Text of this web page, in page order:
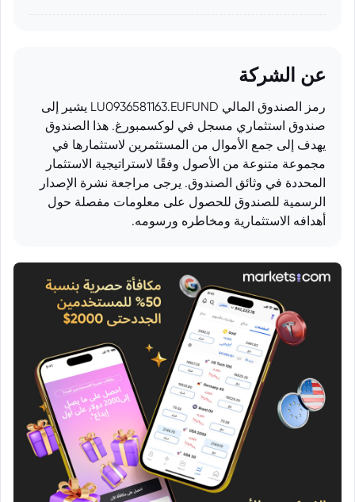
عن الشركة
رمز الصندوق المالي LU0936581163.EUFUND يشير إلى
صندوق استثماري مسجل في لوكسمبورغ. هذا الصندوق
يهدف إلى جمع الأموال من المستثمرين لاستثمارها في
مجموعة متنوعة من الأصول وفقًا لاستراتيجية الاستثمار
المحددة في وثائق الصندوق. يرجى مراجعة نشرة الإصدار
الرسمية للصندوق للحصول على معلومات مفصلة حول
أهدافه الاستثمارية ومخاطره ورسومه.